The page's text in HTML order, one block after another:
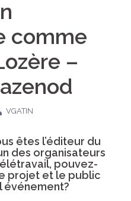
comme
–
VGATIN
êtes l’éditeur du
des organisateurs
pouvez-
projet et le public
événement?